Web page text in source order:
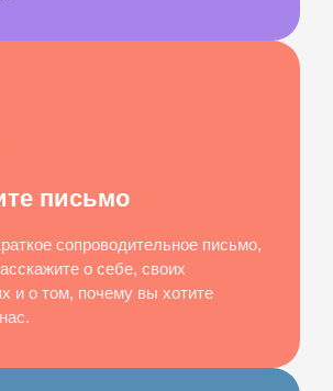
письмо
сопроводительное письмо,
о себе, своих
и о том, почему вы хотите